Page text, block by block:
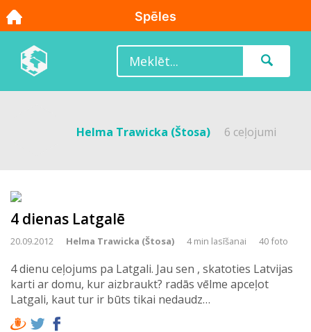
Helma Trawicka (Štosa) 6 ceļojumi
4 dienas Latgalē
20.09.2012 Helma Trawicka (Štosa) 4 min lasīšanai 40 foto
4 dienu ceļojums pa Latgali. Jau sen , skatoties Latvijas
karti ar domu, kur aizbraukt? radās vēlme apceļot
Latgali, kaut tur ir būts tikai nedaudz…